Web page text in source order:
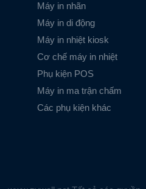
Máy in nhãn
Máy in di động
Máy in nhiệt kiosk
Cơ chế máy in nhiệt
Phụ kiện POS
Máy in ma trận chấm
Các phụ kiện khác